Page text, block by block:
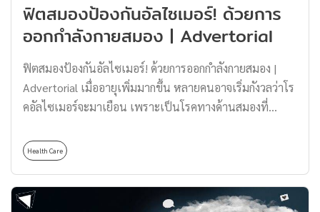
ซุ่มซ่ามที่หายไปได้เองเมื่อโตขึ้น แม้ว่า Dyspraxia จะไม่
กระทบต่อสติปัญญาโดยตรง แต่กลับสร้างความยากลำบากใน
เล่นกีฬา หรือการขับรถ ดังนั้น การได้รับการบำบัดและการ
สนับสนุนที่เหมาะสมจึงเป็นสิ่งสำคัญ เพื่อช่วยให้ผู้ที่มี
Dyspraxia สามารถปรับตัวและใช้ชีวิตได้อย่างมีคุณภาพมาก
เรียนรู้ที่จะอยู่ร่วมกันได้อย่างเข้าใจคือกุญแจสำคัญของการใช้
อาการของ […]
ฟิตสมองป้องกันอัลไซเมอร์! ด้วยการ
ออกกำลังกายสมอง | Advertorial
ฟิตสมองป้องกันอัลไซเมอร์! ด้วยการออกกำลังกายสมอง |
Advertorial เมื่ออายุเพิ่มมากขึ้น หลายคนอาจเริ่มกังวลว่าโร
คอัลไซเมอร์จะมาเยือน เพราะเป็นโรคทางด้านสมองที่
เราสามารถลดความเสี่ยงของอัลไซเมอร์ได้ด้วยวิธีการง่าย ๆ
อย่างการออกกำลังกายสมอง ที่นอกจากจะช่วยเสริมสร้าง
ความแข็งแรงให้สมองห่างไกลจากอัลไซเมอร์แล้ว ยังช่วย
เสริมทักษะการใช้ชีวิตด้านอื่น ๆ ได้อีกด้วย จะมีกิจกรรมอะไร
Health Care